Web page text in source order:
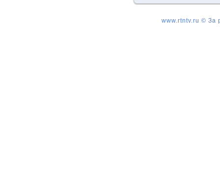
www.rtntv.ru © За